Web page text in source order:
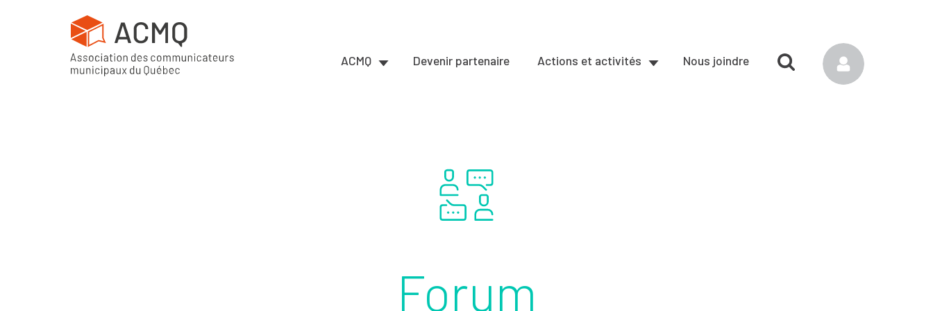
ACMQ Devenir partenaire Actions et activités Nous joindre
Forum